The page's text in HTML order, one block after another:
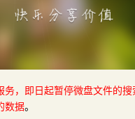
务，即日起暂停微盘文件的
数据。